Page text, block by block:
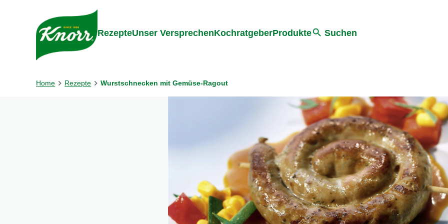
Gehe zu:
RezepteUnser VersprechenKochratgeberProdukte Suchen
Home Rezepte Wurstschnecken mit Gemüse-Ragout